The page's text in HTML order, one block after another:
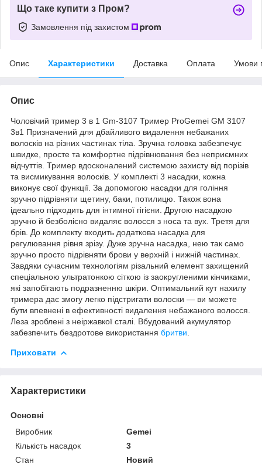
Що таке купити з Пром?
Замовлення під захистом
Опис Характеристики Доставка Оплата Умови
Опис
Чоловічий тример 3 в 1 Gm-3107 Тример ProGemei GM 3107
3в1 Призначений для дбайливого видалення небажаних
волосків на різних частинах тіла. Зручна головка забезпечує
швидке, просте та комфортне підрівнювання без неприємних
відчуттів. Тример вдосконалений системою захисту від порізів
та висмикування волосків. У комплекті 3 насадки, кожна
виконує свої функції. За допомогою насадки для гоління
зручно підрівняти щетину, баки, потилицю. Також вона
ідеально підходить для інтимної гігієни. Другою насадкою
зручно й безболісно видаляє волосся з носа та вух. Третя для
брів. До комплекту входить додаткова насадка для
регулювання рівня зрізу. Дуже зручна насадка, нею так само
зручно просто підрівняти брови у верхній і нижній частинах.
Завдяки сучасним технологіям різальний елемент захищений
спеціальною ультратонкою сіткою із заокругленими кінчиками,
які запобігають подразненню шкіри. Оптимальний кут нахилу
тримера дає змогу легко підстригати волоски — ви можете
бути впевнені в ефективності видалення небажаного волосся.
Леза зроблені з неіржавкої сталі. Вбудований акумулятор
забезпечить бездротове використання бритви
Приховати
Характеристики
Основні
Виробник
Gemei
Кількість насадок
3
Стан
Новий